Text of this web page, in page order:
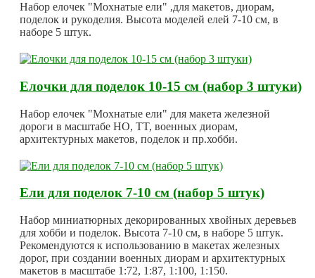
Набор елочек "Мохнатые ели" ,для макетов, диорам,
поделок и рукоделия. Высота моделей елей 7-10 см, в
наборе 5 штук.
Елочки для поделок 10-15 см (набор 3 штуки)
Набор елочек "Мохнатые ели" для макета железной
дороги в масштабе HO, TT, военных диорам,
архитектурных макетов, поделок и пр.хобби.
Ели для поделок 7-10 см (набор 5 штук)
Набор миниатюрных декорированных хвойных деревьев
для хобби и поделок. Высота 7-10 см, в наборе 5 штук.
Рекомендуются к использованию в макетах железных
дорог, при создании военных диорам и архитектурных
макетов в масштабе 1:72, 1:87, 1:100, 1:150.